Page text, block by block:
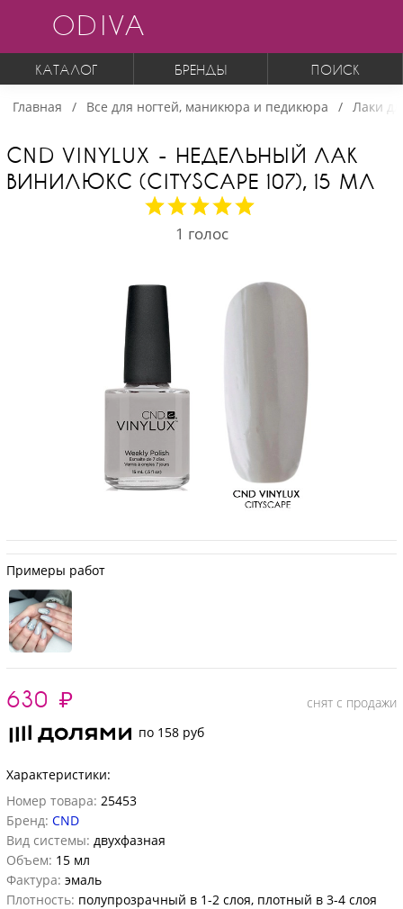
ODIVA
КАТАЛОГ БРЕНДЫ ПОИСК
Главная Все для ногтей, маникюра и педикюра Лаки
CND VINYLUX - НЕДЕЛЬНЫЙ ЛАК
ВИНИЛЮКС (CITYSCAPE 107), 15 МЛ
1 голос
Примеры работ
630 ₽
снят с продажи
по 158 руб
Характеристики:
Номер товара: 25453
Бренд: CND
Вид системы: двухфазная
Объем: 15 мл
Фактура: эмаль
Плотность: полупрозрачный в 1-2 слоя, плотный в 3-4 слоя